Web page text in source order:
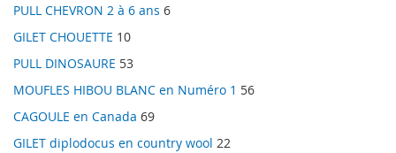
PULL CHEVRON 2 à 6 ans 6
GILET CHOUETTE 10
PULL DINOSAURE 53
MOUFLES HIBOU BLANC en Numéro 1 56
CAGOULE en Canada 69
GILET diplodocus en country wool 22